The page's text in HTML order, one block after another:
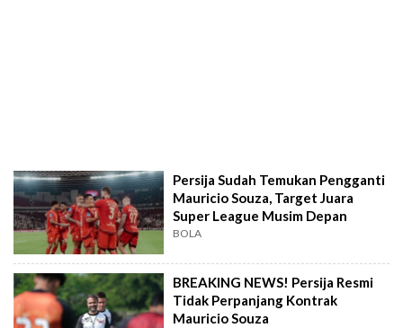
Persija Sudah Temukan Pengganti
Mauricio Souza, Target Juara
Super League Musim Depan
BOLA
BREAKING NEWS! Persija Resmi
Tidak Perpanjang Kontrak
Mauricio Souza